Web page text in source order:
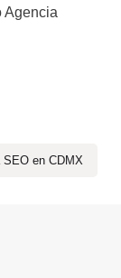
Agencia
SEO en CDMX